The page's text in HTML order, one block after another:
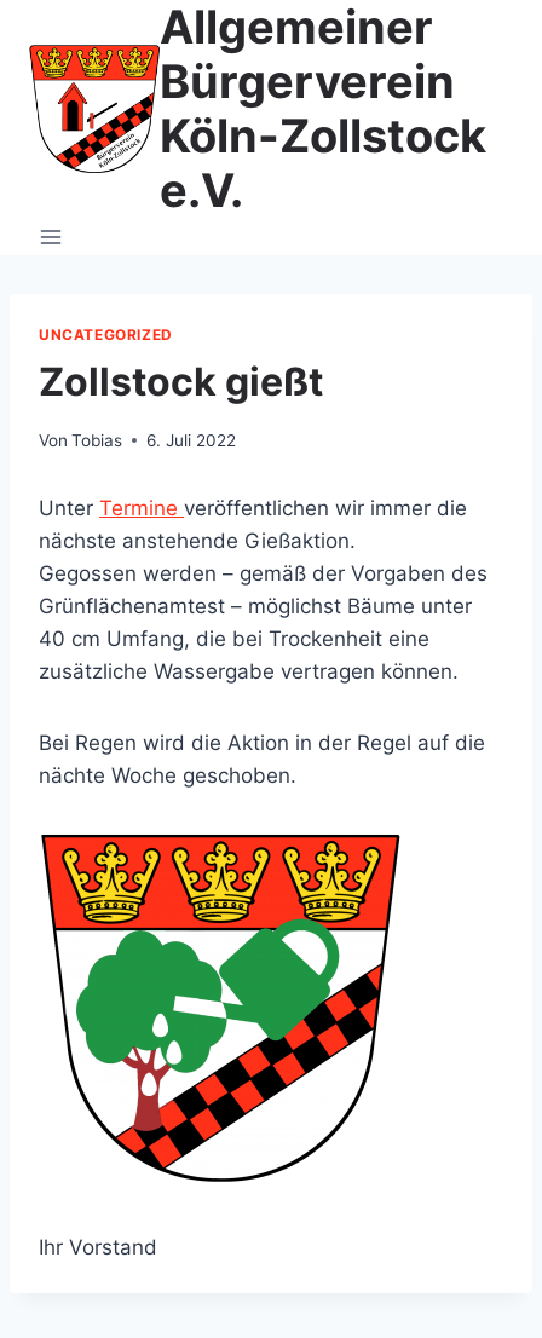
Inhalt
springen
Allgemeiner
Bürgerverein
Köln-Zollstock
e.V.
UNCATEGORIZED
Zollstock gießt
Von Tobias 6. Juli 2022
Unter Termine veröffentlichen wir immer die
nächste anstehende Gießaktion.
Gegossen werden – gemäß der Vorgaben des
Grünflächenamtest – möglichst Bäume unter
40 cm Umfang, die bei Trockenheit eine
zusätzliche Wassergabe vertragen können.
Bei Regen wird die Aktion in der Regel auf die
nächte Woche geschoben.
Ihr Vorstand